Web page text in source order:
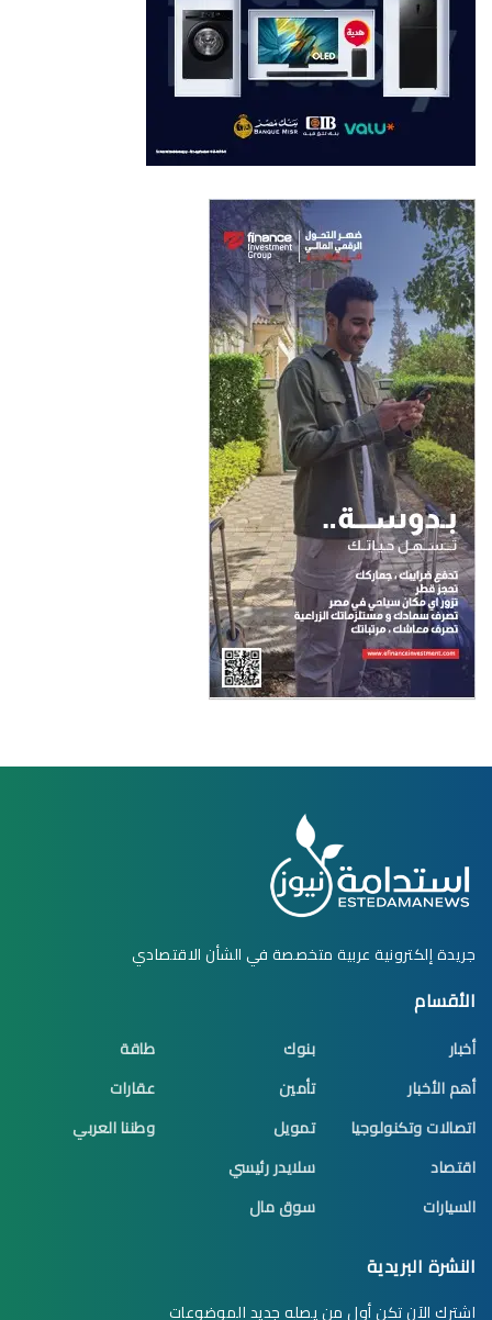
جريدة إلكترونية عربية متخصصة في الشأن الاقتصادي
الأقسام
أخبار
أهم الأخبار
اتصالات وتكنولوجيا
اقتصاد
السيارات
بنوك
تأمين
تمويل
سلايدر رئيسي
سوق مال
طاقة
عقارات
وطننا العربي
النشرة البريدية
اشترك الآن تكن أول من يصله جديد الموضوعات